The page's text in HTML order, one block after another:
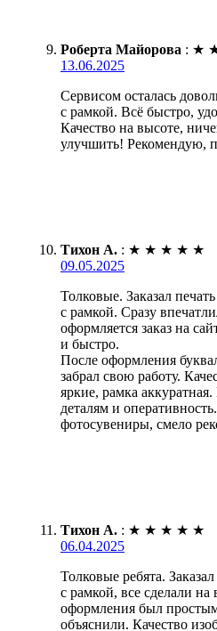
Роберта Майорова : ★
13.06.2025
Сервисом осталась
с рамкой. Всё быстро,
Качество на высоте,
улучшить! Рекомендую,
Тихон А. : ★ ★ ★ ★ ★
09.05.2025
Толковые. Заказал
с рамкой. Сразу
оформляется заказ на
и быстро.
После оформления
забрал свою работу.
яркие, рамка
деталям и
фотосувениры, смело
Тихон А. : ★ ★ ★ ★ ★
06.04.2025
Толковые ребята.
с рамкой, все сделали
оформления был
объяснили. Качество